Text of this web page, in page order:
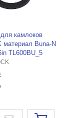
камлоков
материал Buna-N
TL600BU_5